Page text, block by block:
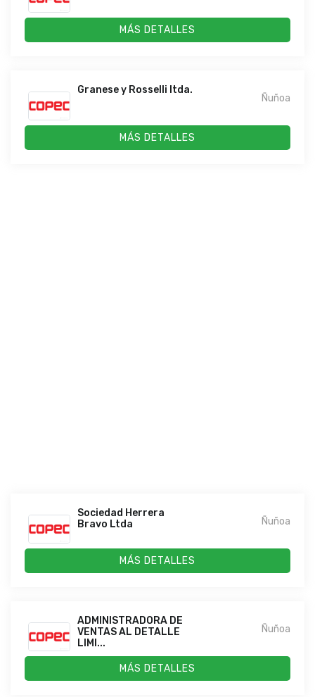
MÁS DETALLES
Granese y Rosselli ltda.
Ñuñoa
MÁS DETALLES
Sociedad Herrera
Bravo Ltda
Ñuñoa
MÁS DETALLES
ADMINISTRADORA DE
VENTAS AL DETALLE
LIMI...
Ñuñoa
MÁS DETALLES